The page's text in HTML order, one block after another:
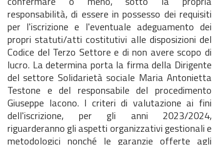
responsabilità, di essere in possesso dei requisiti
per l'iscrizione e l'eventuale adeguamento dei
propri statuti/atti costitutivi alle disposizioni del
Codice del Terzo Settore e di non avere scopo di
lucro. La determina porta la firma della Dirigente
del settore Solidarietà sociale Maria Antonietta
Testone e del responsabile del procedimento
Giuseppe Iacono. I criteri di valutazione ai fini
dell'iscrizione, per gli anni 2023/2024,
riguarderanno gli aspetti organizzativi gestionali e
metodologici nonché le garanzie offerte agli